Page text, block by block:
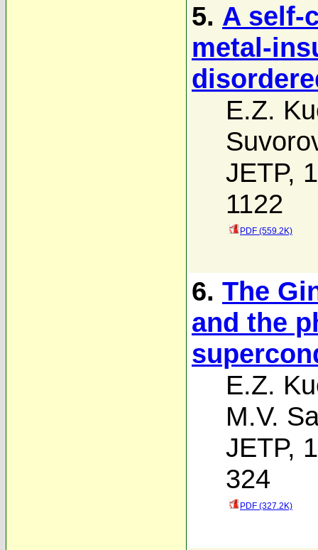
5. A self-
metal-
E.Z.
JETP,
1122
PDF (559.2K)
6. The
and the
E.Z.
M.V.
JETP,
324
PDF (327.2K)